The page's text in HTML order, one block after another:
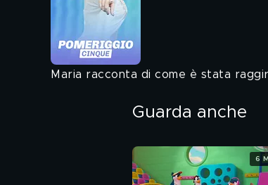
Maria racconta di come è stata
Guarda anche
6